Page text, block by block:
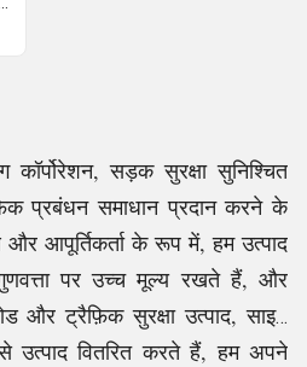
कॉर्पोरेशन, सड़क सुरक्षा सुनिश्चित
प्रबंधन समाधान प्रदान करने के
और आपूर्तिकर्ता के रूप में, हम उत्पाद
पर उच्च मूल्य रखते हैं, और
और ट्रैफ़िक सुरक्षा उत्पाद, साइन
उत्पाद वितरित करते हैं, हम अपने